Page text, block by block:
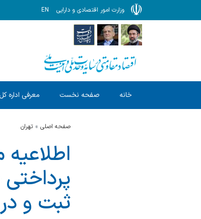
وزارت امور اقتصادی و دارایی EN
خانه صفحه نخست معرفی اداره کل
صفحه اصلی تهران
ثبت و